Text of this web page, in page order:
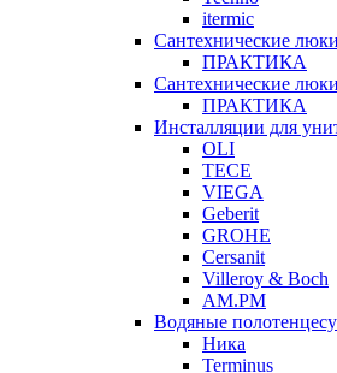
itermic
Сантехнические
ПРАКТИКА
Сантехнические
ПРАКТИКА
Инсталляции для
OLI
TECE
VIEGA
Geberit
GROHE
Cersanit
Villeroy & Boch
AM.PM
Водяные
Ника
Terminus